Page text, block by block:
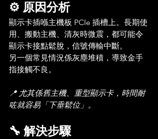
⚙️ 原因分析
顯示卡插喺主機板 PCIe 插槽上。長期使
用、搬動主機、清灰時微震，都可能令
顯示卡接點鬆脫，信號傳輸中斷。
另一個常見情況係灰塵堆積，導致金手
指接觸不良。
📍 尤其係舊主機、重型顯示卡，時間耐
咗就容易「下垂鬆位」。
🔧 解決步驟